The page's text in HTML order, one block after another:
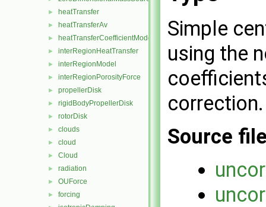
► heatTransfer
► heatTransferAv
► heatTransferCoefficientModel
► interRegionHeatTransfer
► interRegionModel
► interRegionPorosityForce
► propellerDisk
► rigidBodyPropellerDisk
► rotorDisk
► clouds
► cloud
► Cloud
► radiation
► OUForce
► forcing
Simple
using the
correction.
Source